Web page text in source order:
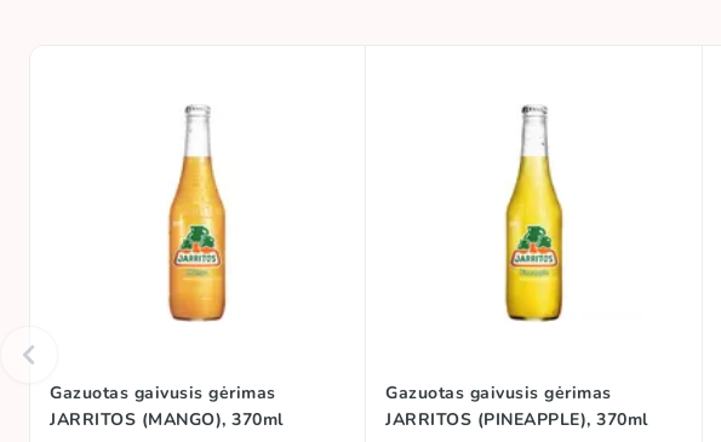
Gazuotas gaivusis gėrimas
JARRITOS (MANGO), 370ml
Gazuotas gaivusis gėrimas
JARRITOS (PINEAPPLE), 370ml